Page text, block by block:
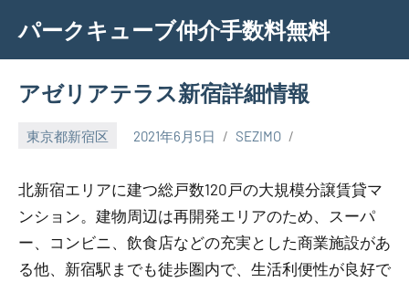
content
パークキューブ仲介手数料無料
アゼリアテラス新宿詳細情報
東京都新宿区 2021年6月5日 SEZIMO
北新宿エリアに建つ総戸数120戸の大規模分譲賃貸マ
ンション。建物周辺は再開発エリアのため、スーパ
ー、コンビニ、飲食店などの充実とした商業施設があ
る他、新宿駅までも徒歩圏内で、生活利便性が良好で